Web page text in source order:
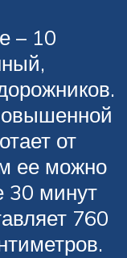
– 10
от
ее можно
30 минут
760